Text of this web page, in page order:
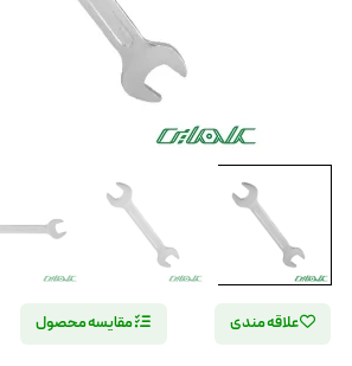
علاقه مندی مقایسه محصول